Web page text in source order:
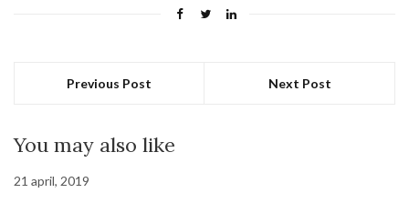
Previous Post Next Post
You may also like
21 april, 2019